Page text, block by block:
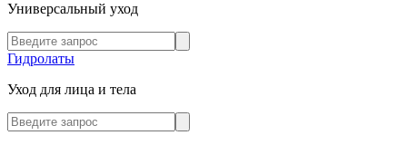
Универсальный уход
Гидролаты
Уход для лица и тела